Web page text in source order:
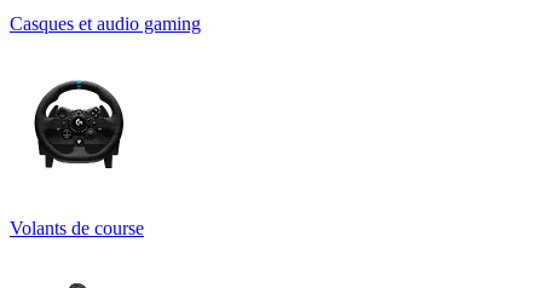
Casques et audio gaming
Volants de course